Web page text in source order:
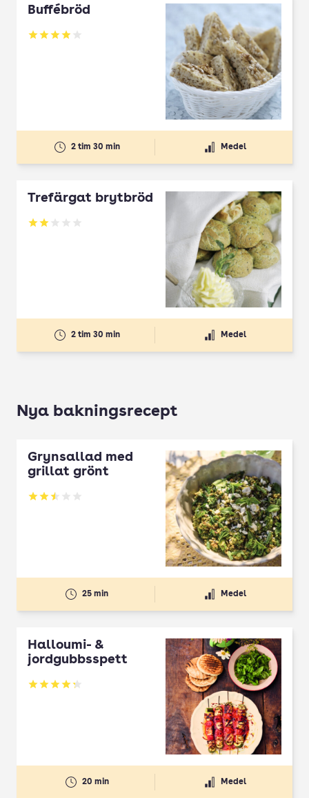
Buffébröd
Betyg: 3.93 av 5
2 tim 30 min Medel
Trefärgat brytbröd
Betyg: 2 av 5
2 tim 30 min Medel
Nya bakningsrecept
Grynsallad med
grillat grönt
Betyg: 2.5 av 5
25 min Medel
Halloumi- &
jordgubbsspett
Betyg: 4.3 av 5
20 min Medel